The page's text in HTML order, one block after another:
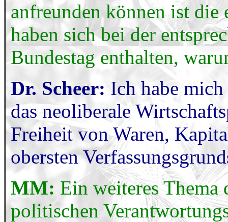
anfreunden können ist die
haben sich bei der
Bundestag enthalten,
Dr. Scheer: Ich habe
das neoliberale
Freiheit von Waren,
obersten
MM: Ein weiteres
politischen